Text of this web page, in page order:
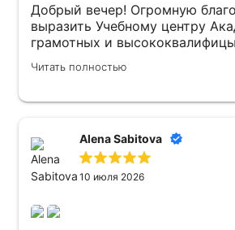
Добрый вечер! Огромную
выразить Учебному центру
грамотных и
центре доброжелательная !
Читать полностью
Alena Sabitova
10 июля 2026